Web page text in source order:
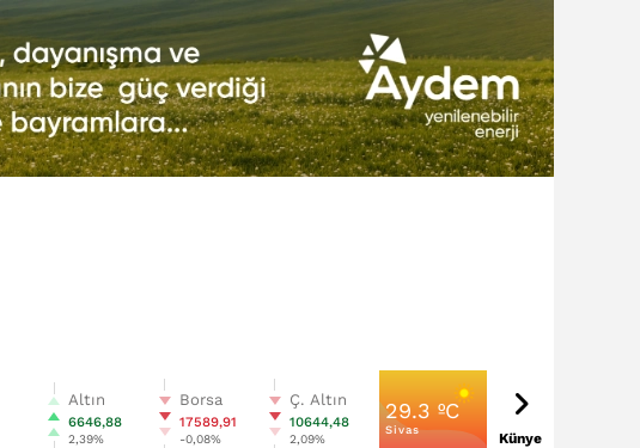
Altın
6646,88
2,39%
Borsa
17589,91
-0,08%
Ç. Altın
10644,48
2,09%
29.3 ºC
Sivas
Künye